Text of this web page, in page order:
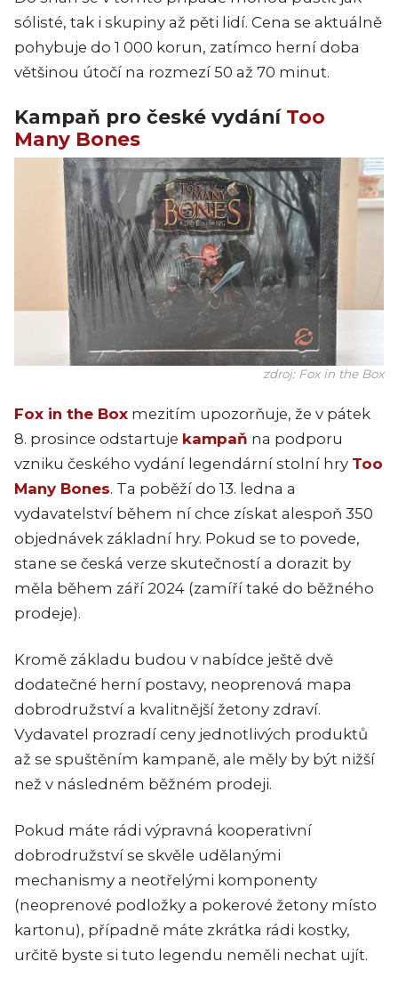
sólisté, tak i skupiny až pěti lidí. Cena se aktuálně
pohybuje do 1 000 korun, zatímco herní doba
většinou útočí na rozmezí 50 až 70 minut.
Kampaň pro české vydání Too
Many Bones
zdroj: Fox in the Box
Fox in the Box mezitím upozorňuje, že v pátek
8. prosince odstartuje kampaň na podporu
vzniku českého vydání legendární stolní hry Too
Many Bones. Ta poběží do 13. ledna a
vydavatelství během ní chce získat alespoň 350
objednávek základní hry. Pokud se to povede,
stane se česká verze skutečností a dorazit by
měla během září 2024 (zamíří také do běžného
prodeje).
Kromě základu budou v nabídce ještě dvě
dodatečné herní postavy, neoprenová mapa
dobrodružství a kvalitnější žetony zdraví.
Vydavatel prozradí ceny jednotlivých produktů
až se spuštěním kampaně, ale měly by být nižší
než v následném běžném prodeji.
Pokud máte rádi výpravná kooperativní
dobrodružství se skvěle udělanými
mechanismy a neotřelými komponenty
(neoprenové podložky a pokerové žetony místo
kartonu), případně máte zkrátka rádi kostky,
určitě byste si tuto legendu neměli nechat ujít.